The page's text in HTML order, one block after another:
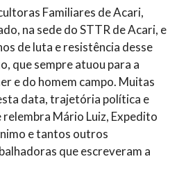
Familiares de Acari,
na sede do STTR de Acari, e
de luta e resistência desse
que sempre atuou para a
e do homem campo. Muitas
data, trajetória política e
Mário Luiz, Expedito
e tantos outros
que escreveram a